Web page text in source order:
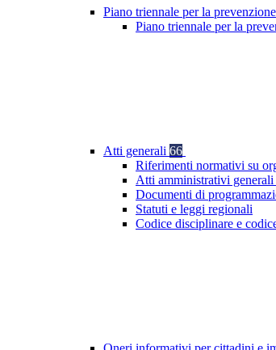
Piano triennale per la
Piano triennale per la
Atti generali 66
Riferimenti normativi su
Atti amministrativi generali
Documenti di
Statuti e leggi regionali
Codice disciplinare e